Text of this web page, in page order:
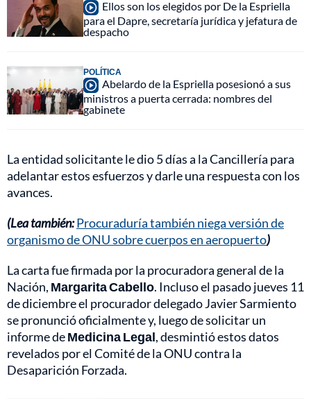
Ellos son los elegidos por De la Espriella
para el Dapre, secretaría jurídica y jefatura de
despacho
POLÍTICA
Abelardo de la Espriella posesionó a sus
ministros a puerta cerrada: nombres del
gabinete
La entidad solicitante le dio 5 días a la Cancillería para
adelantar estos esfuerzos y darle una respuesta con los
avances.
(Lea también:Procuraduría también niega versión de
organismo de ONU sobre cuerpos en aeropuerto)
La carta fue firmada por la procuradora general de la
Nación, Margarita Cabello. Incluso el pasado jueves 11
de diciembre el procurador delegado Javier Sarmiento
se pronunció oficialmente y, luego de solicitar un
informe deMedicina Legal, desmintió estos datos
revelados por el Comité de la ONU contra la
Desaparición Forzada.